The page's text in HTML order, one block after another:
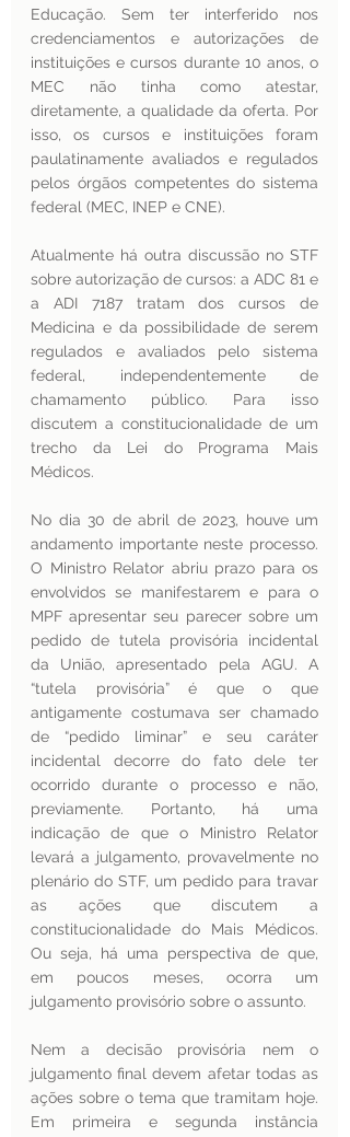
Educação. Sem ter interferido nos
credenciamentos e autorizações de
instituições e cursos durante 10 anos, o
MEC não tinha como atestar,
diretamente, a qualidade da oferta. Por
isso, os cursos e instituições foram
paulatinamente avaliados e regulados
pelos órgãos competentes do sistema
federal (MEC, INEP e CNE).
Atualmente há outra discussão no STF
sobre autorização de cursos: a ADC 81 e
a ADI 7187 tratam dos cursos de
Medicina e da possibilidade de serem
regulados e avaliados pelo sistema
federal, independentemente de
chamamento público. Para isso
discutem a constitucionalidade de um
trecho da Lei do Programa Mais
Médicos.
No dia 30 de abril de 2023, houve um
andamento importante neste processo.
O Ministro Relator abriu prazo para os
envolvidos se manifestarem e para o
MPF apresentar seu parecer sobre um
pedido de tutela provisória incidental
da União, apresentado pela AGU. A
“tutela provisória” é que o que
antigamente costumava ser chamado
de “pedido liminar” e seu caráter
incidental decorre do fato dele ter
ocorrido durante o processo e não,
previamente. Portanto, há uma
indicação de que o Ministro Relator
levará a julgamento, provavelmente no
plenário do STF, um pedido para travar
as ações que discutem a
constitucionalidade do Mais Médicos.
Ou seja, há uma perspectiva de que,
em poucos meses, ocorra um
julgamento provisório sobre o assunto.
Nem a decisão provisória nem o
julgamento final devem afetar todas as
ações sobre o tema que tramitam hoje.
Em primeira e segunda instância